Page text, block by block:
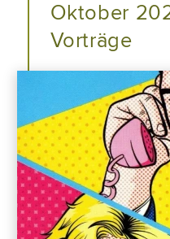
Oktober
Vorträge